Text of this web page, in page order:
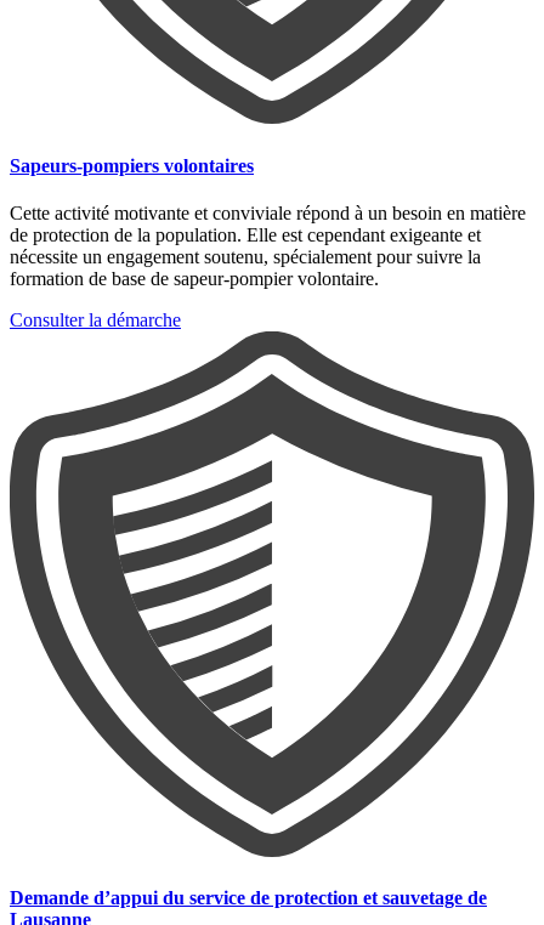
Sapeurs-pompiers volontaires
Cette activité motivante et conviviale répond à un besoin en matière
de protection de la population. Elle est cependant exigeante et
nécessite un engagement soutenu, spécialement pour suivre la
formation de base de sapeur-pompier volontaire.
Consulter la démarche
Demande d’appui du service de protection et sauvetage de
Lausanne